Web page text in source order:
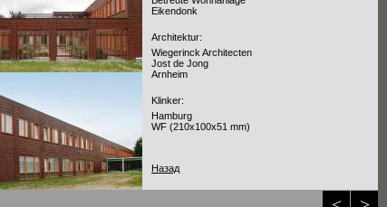
Eikendonk
Architektur:
Wiegerinck Architecten
Jost de Jong
Arnheim
Klinker:
Hamburg
WF (210x100x51 mm)
Назад